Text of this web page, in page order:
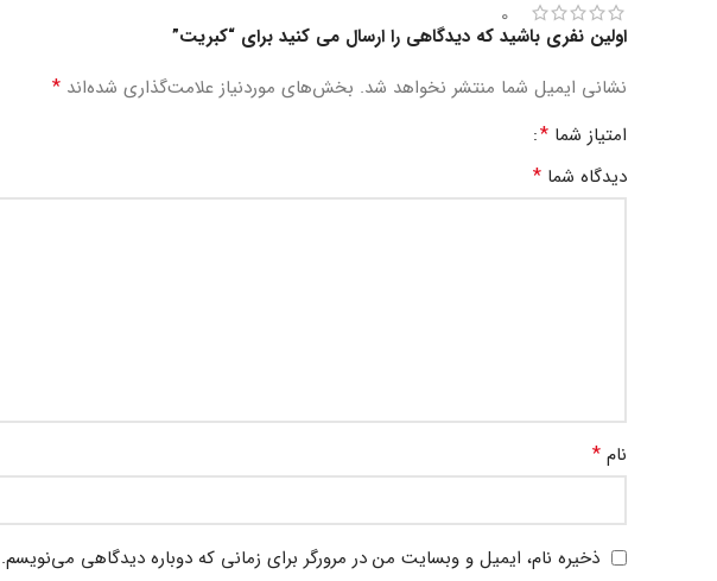
0
اولین نفری باشید که دیدگاهی را ارسال می کنید برای “کبریت”
نشانی ایمیل شما منتشر نخواهد شد. بخش‌های موردنیاز علامت‌گذاری شده‌اند *
امتیاز شما *
دیدگاه شما *
نام *
ذخیره نام، ایمیل و وبسایت من در مرورگر برای زمانی که دوباره دیدگاهی می‌نویسم.